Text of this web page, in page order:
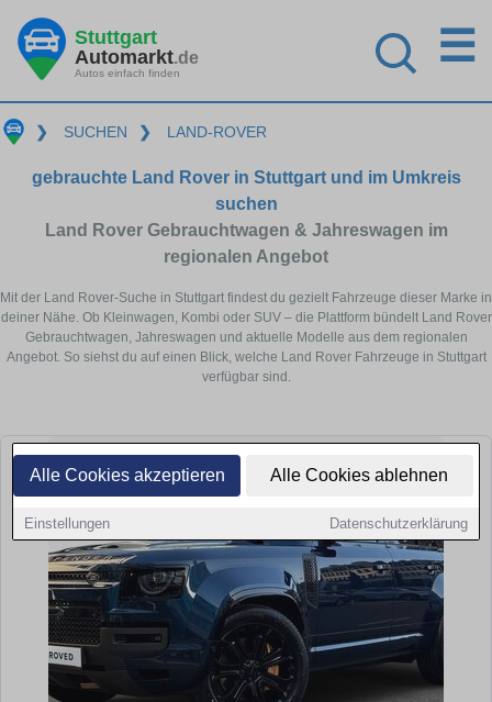
Alle Cookies akzeptieren Alle Cookies ablehnen
Einstellungen Datenschutzerklärung
Stuttgart
Automarkt.de
Autos einfach finden
☰
❯ SUCHEN ❯ LAND-ROVER
gebrauchte Land Rover in Stuttgart und im Umkreis
suchen
Land Rover Gebrauchtwagen & Jahreswagen im
regionalen Angebot
Mit der Land Rover-Suche in Stuttgart findest du gezielt Fahrzeuge dieser Marke in
deiner Nähe. Ob Kleinwagen, Kombi oder SUV – die Plattform bündelt Land Rover
Gebrauchtwagen, Jahreswagen und aktuelle Modelle aus dem regionalen
Angebot. So siehst du auf einen Blick, welche Land Rover Fahrzeuge in Stuttgart
verfügbar sind.